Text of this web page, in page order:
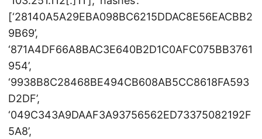
[‘28140A5A29EBA098BC6215DDAC8E56EACBB2
9B69’,
‘871A4DF66A8BAC3E640B2D1C0AFC075BB3761
954’,
‘9938B8C28468BE494CB608AB5CC8618FA593
D2DF’,
‘049C343A9DAAF3A93756562ED73375082192F
5A8’,